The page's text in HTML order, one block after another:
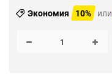
Экономия 10% или